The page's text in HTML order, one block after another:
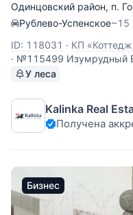
Одинцовский район, п.
Рублево-Успенское~15
ID: 118031 · КП
· №115499 Изумрудный
коттеджном поселке
гардеробная, гостиная с
столовая, кабинет с
У леса
Kalinka Real
Получена
Бизнес